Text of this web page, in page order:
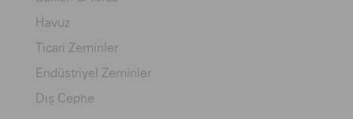
Havuz
Ticari Zeminler
Endüstriyel Zeminler
Dış Cephe